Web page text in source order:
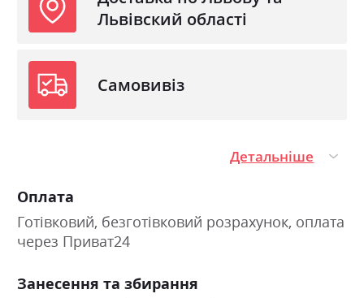
Львівский області
Самовивіз
Детальніше
Оплата
Готівковий, безготівковий розрахунок, оплата
через Приват24
Занесення та збирання